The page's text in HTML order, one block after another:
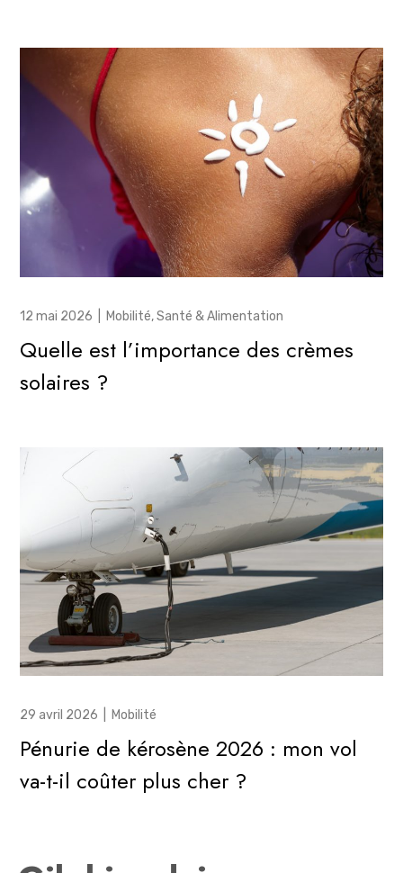
12 mai 2026 Mobilité,Santé & Alimentation
Quelle est l’importance des crèmes
solaires ?
29 avril 2026 Mobilité
Pénurie de kérosène 2026 : mon vol
va-t-il coûter plus cher ?